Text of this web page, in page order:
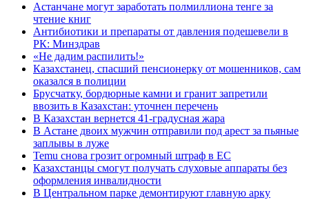
Астанчане могут заработать полмиллиона тенге за
чтение книг
Антибиотики и препараты от давления подешевели в
РК: Минздрав
«Не дадим распилить!»
Казахстанец, спасший пенсионерку от мошенников, сам
оказался в полиции
Брусчатку, бордюрные камни и гранит запретили
ввозить в Казахстан: уточнен перечень
В Казахстан вернется 41-градусная жара
В Астане двоих мужчин отправили под арест за пьяные
заплывы в луже
Temu снова грозит огромный штраф в ЕС
Казахстанцы смогут получать слуховые аппараты без
оформления инвалидности
В Центральном парке демонтируют главную арку